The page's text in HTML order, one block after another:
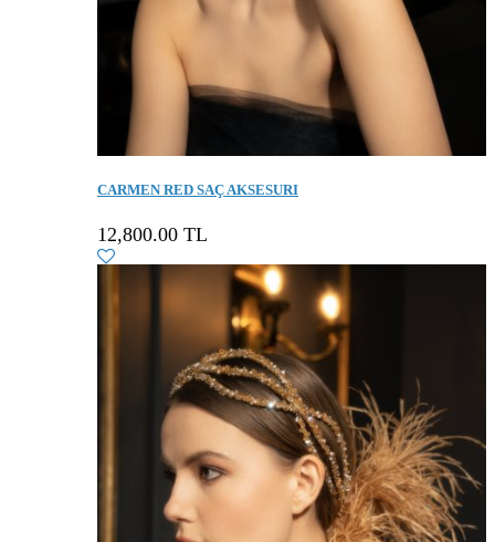
CARMEN RED SAÇ AKSESURI
12,800.00 TL